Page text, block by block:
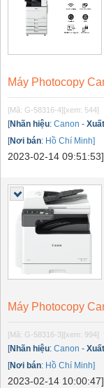
Máy Photocopy
[Mã: G-58316-4] [xem: 544]
[Nhãn hiệu: Canon -
[Nơi bán: Hồ Chí Minh]
2023-02-14 09:51:53]
Máy Photocopy
[Mã: G-58316-3] [xem: 994]
[Nhãn hiệu: Canon -
[Nơi bán: Hồ Chí Minh]
2023-02-14 10:00:47]